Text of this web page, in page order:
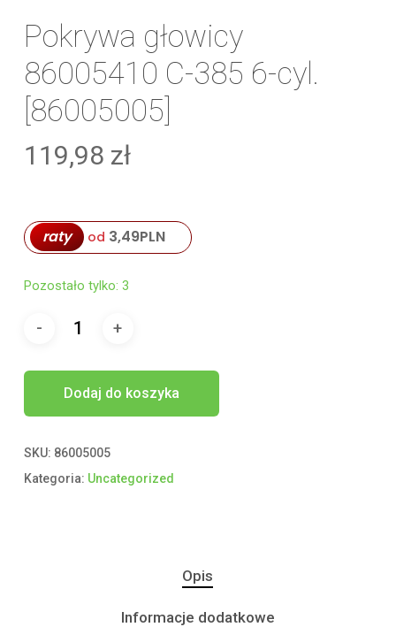
Pokrywa głowicy
86005410 C-385 6-cyl.
[86005005]
119,98 zł
raty od 3,49PLN
Pozostało tylko: 3
Dodaj do koszyka
SKU: 86005005
Kategoria: Uncategorized
Opis
Informacje dodatkowe